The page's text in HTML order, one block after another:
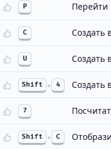
P Перейти
C Создать
U Создать
Shift + 4 Создать
7
Shift + C